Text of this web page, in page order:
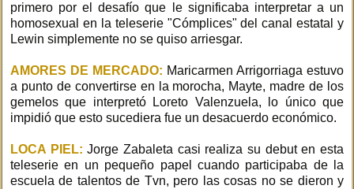
primero por el desafío que le significaba interpretar a un
homosexual en la teleserie "Cómplices" del canal estatal y
Lewin simplemente no se quiso arriesgar.
AMORES DE MERCADO: Maricarmen Arrigorriaga estuvo
a punto de convertirse en la morocha, Mayte, madre de los
gemelos que interpretó Loreto Valenzuela, lo único que
impidió que esto sucediera fue un desacuerdo económico.
LOCA PIEL: Jorge Zabaleta casi realiza su debut en esta
teleserie en un pequeño papel cuando participaba de la
escuela de talentos de Tvn, pero las cosas no se dieron y